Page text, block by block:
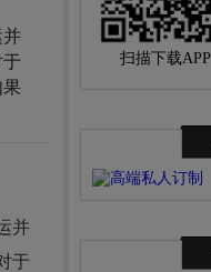
并
于
并
于
扫描下载APP